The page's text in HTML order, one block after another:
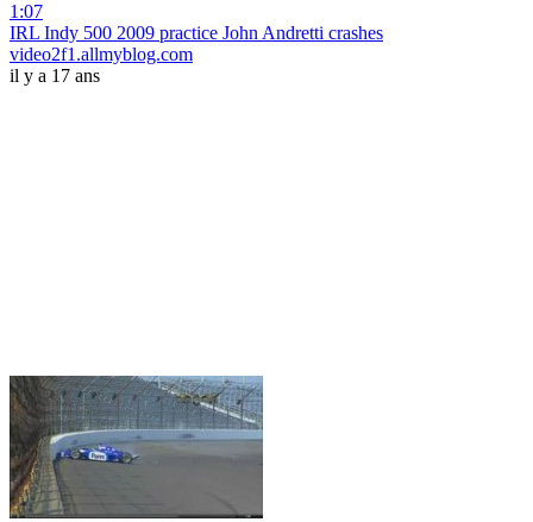
1:07
IRL Indy 500 2009 practice John Andretti crashes
video2f1.allmyblog.com
il y a 17 ans